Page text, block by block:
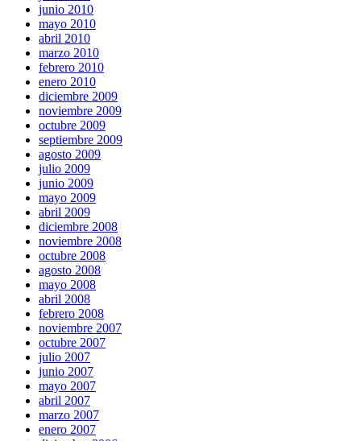
junio 2010
mayo 2010
abril 2010
marzo 2010
febrero 2010
enero 2010
diciembre 2009
noviembre 2009
octubre 2009
septiembre 2009
agosto 2009
julio 2009
junio 2009
mayo 2009
abril 2009
diciembre 2008
noviembre 2008
octubre 2008
agosto 2008
mayo 2008
abril 2008
febrero 2008
noviembre 2007
octubre 2007
julio 2007
junio 2007
mayo 2007
abril 2007
marzo 2007
enero 2007